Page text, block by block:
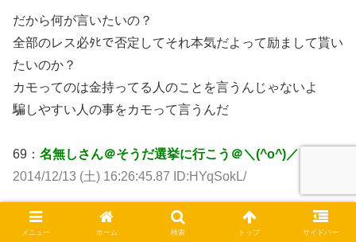
だから何が言いたいの？
全部のレス必ﾀﾋで否定してそれ本気だよって励まして貰い
たいのか？
カモってのは金持ってる人のことを言うんじゃないよ
騙しやすい人の事をカモって言うんだ
69： 名無しさん＠そうだ選挙に行こう＠＼(^o^)／
2014/12/13 (土) 16:26:45.87 ID:HYqSokL/
子持ちのブスを背負う気でいるなら頑張ればいいじゃん
メニュー ホーム 検索 トップ サイドバー